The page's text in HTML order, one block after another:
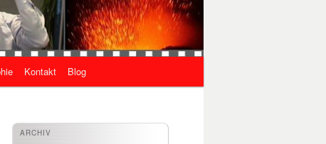
Kontakt Blog
ARCHIV